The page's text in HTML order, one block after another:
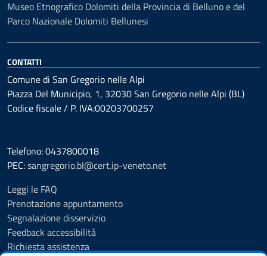
Museo Etnografico Dolomiti della Provincia di Belluno e del
Parco Nazionale Dolomiti Bellunesi
CONTATTI
Comune di San Gregorio nelle Alpi
Piazza Del Municipio, 1, 32030 San Gregorio nelle Alpi (BL)
Codice fiscale / P. IVA:00203700257
Telefono: 0437800018
PEC:sangregorio.bl@cert.ip-veneto.net
Leggi le FAQ
Prenotazione appuntamento
Segnalazione disservizio
Feedback accessibilità
Richiesta assistenza